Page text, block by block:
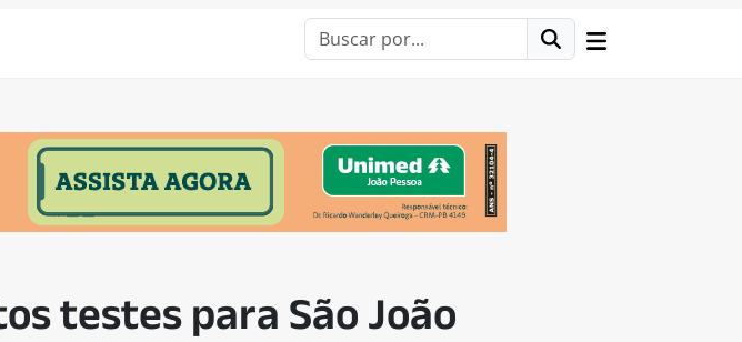
testes para São João